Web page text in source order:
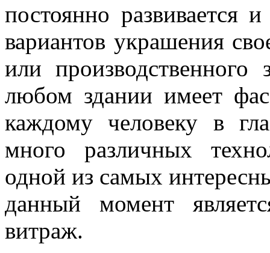
постоянно развивается
вариантов украшения
или производственного
любом здании имеет
каждому человеку в
много различных
одной из самых
данный момент
витраж.